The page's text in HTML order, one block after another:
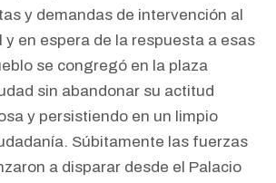
y demandas de intervención al
en espera de la respuesta a esas
se congregó en la plaza
sin abandonar su actitud
y persistiendo en un limpio
Súbitamente las fuerzas
a disparar desde el Palacio